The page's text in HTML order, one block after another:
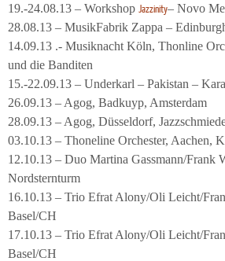
19.-24.08.13 – Workshop Jazzinity– Novo
28.08.13 – MusikFabrik Zappa –
14.09.13 .- Musiknacht Köln, Thonline
und die Banditen
15.-22.09.13 – Underkarl – Pakistan –
26.09.13 – Agog, Badkuyp, Amsterdam
28.09.13 – Agog, Düsseldorf,
03.10.13 – Thoneline Orchester, Aachen,
12.10.13 – Duo Martina Gassmann/Frank
Nordsternturm
16.10.13 – Trio Efrat Alony/Oli Leicht/
Basel/CH
17.10.13 – Trio Efrat Alony/Oli Leicht/
Basel/CH